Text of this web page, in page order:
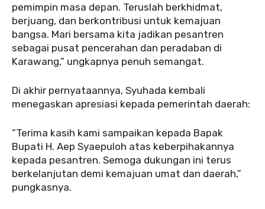
pemimpin masa depan. Teruslah berkhidmat,
berjuang, dan berkontribusi untuk kemajuan
bangsa. Mari bersama kita jadikan pesantren
sebagai pusat pencerahan dan peradaban di
Karawang,” ungkapnya penuh semangat.
Di akhir pernyataannya, Syuhada kembali
menegaskan apresiasi kepada pemerintah daerah:
“Terima kasih kami sampaikan kepada Bapak
Bupati H. Aep Syaepuloh atas keberpihakannya
kepada pesantren. Semoga dukungan ini terus
berkelanjutan demi kemajuan umat dan daerah,”
pungkasnya.